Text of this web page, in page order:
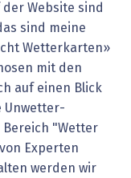
Website sind
sind meine
Wetterkarten»
mit den
auf einen Blick
Unwetter-
Bereich "Wetter
Experten
werden wir